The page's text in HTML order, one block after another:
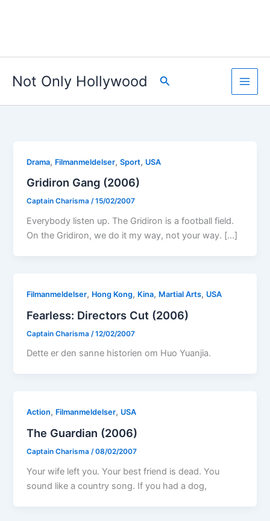
Not Only Hollywood Search
Drama, Filmanmeldelser,Sport, USA
Gridiron Gang (2006)
Captain Charisma/15/02/2007
Everybody listen up. The Gridiron is a football field.
On the Gridiron, we do it my way, not your way. […]
Filmanmeldelser, Hong Kong, Kina, Martial Arts, USA
Fearless: Directors Cut (2006)
Captain Charisma /12/02/2007
Dette er den sanne historien om Huo Yuanjia.
Action, Filmanmeldelser, USA
The Guardian (2006)
Captain Charisma/08/02/2007
Your wife left you. Your best friend is dead. You
sound like a country song. If you had a dog,